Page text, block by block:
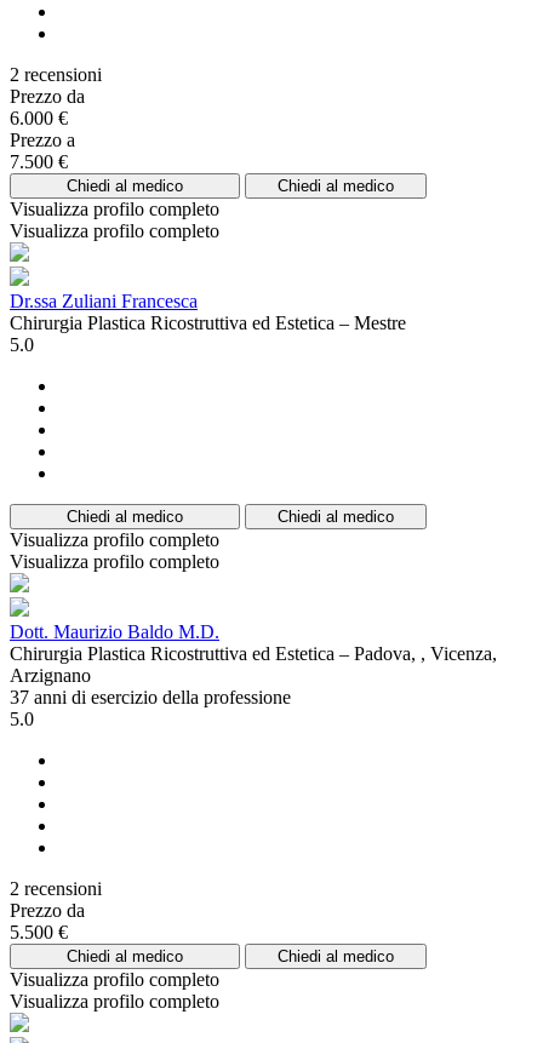
2 recensioni
Prezzo da
6.000 €
Prezzo a
7.500 €
Chiedi al medico Chiedi al medico
Visualizza profilo completo
Visualizza profilo completo
Dr.ssa Zuliani Francesca
Chirurgia Plastica Ricostruttiva ed Estetica – Mestre
5.0
Chiedi al medico Chiedi al medico
Visualizza profilo completo
Visualizza profilo completo
Dott. Maurizio Baldo M.D.
Chirurgia Plastica Ricostruttiva ed Estetica – Padova, , Vicenza,
Arzignano
37 anni di esercizio della professione
5.0
2 recensioni
Prezzo da
5.500 €
Chiedi al medico Chiedi al medico
Visualizza profilo completo
Visualizza profilo completo